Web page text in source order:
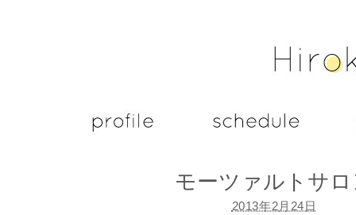
モーツァルトサ
2013年2月24日